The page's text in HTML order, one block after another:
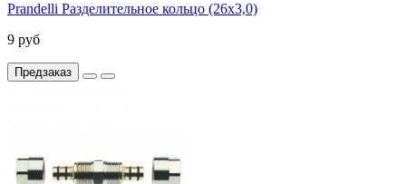
Prandelli Разделительное кольцо (26х3,0)
9 руб
Предзаказ